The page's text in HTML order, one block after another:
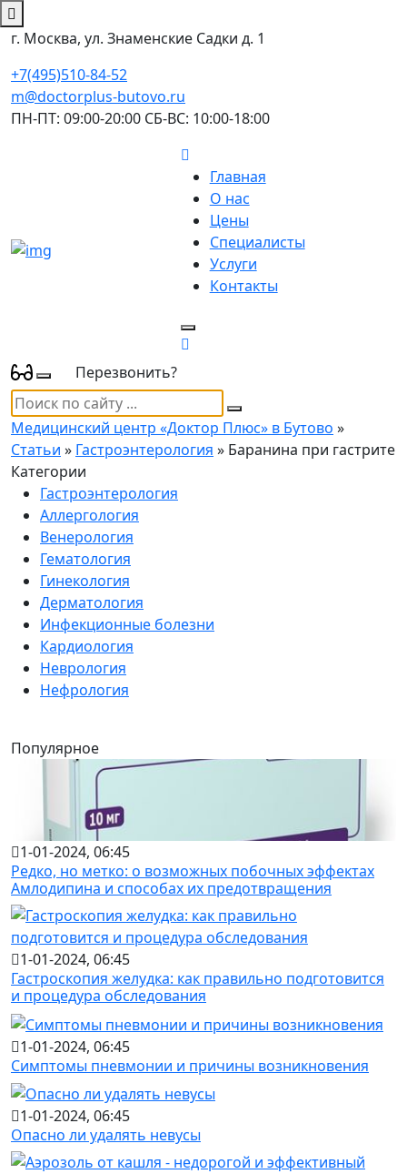
г. Москва, ул. Знаменские Садки д. 1
+7(495)510-84-52
m@doctorplus-butovo.ru
ПН-ПТ: 09:00-20:00 СБ-ВС: 10:00-18:00
Главная
О нас
Цены
Специалисты
Услуги
Контакты
Перезвонить?
Медицинский центр «Доктор Плюс» в Бутово »
Статьи » Гастроэнтерология » Баранина при гастрите
Категории
Гастроэнтерология
Аллергология
Венерология
Гематология
Гинекология
Дерматология
Инфекционные болезни
Кардиология
Неврология
Нефрология
Популярное
1-01-2024, 06:45
Редко, но метко: о возможных побочных эффектах
Амлодипина и способах их предотвращения
1-01-2024, 06:45
Гастроскопия желудка: как правильно подготовится
и процедура обследования
1-01-2024, 06:45
Симптомы пневмонии и причины возникновения
1-01-2024, 06:45
Опасно ли удалять невусы